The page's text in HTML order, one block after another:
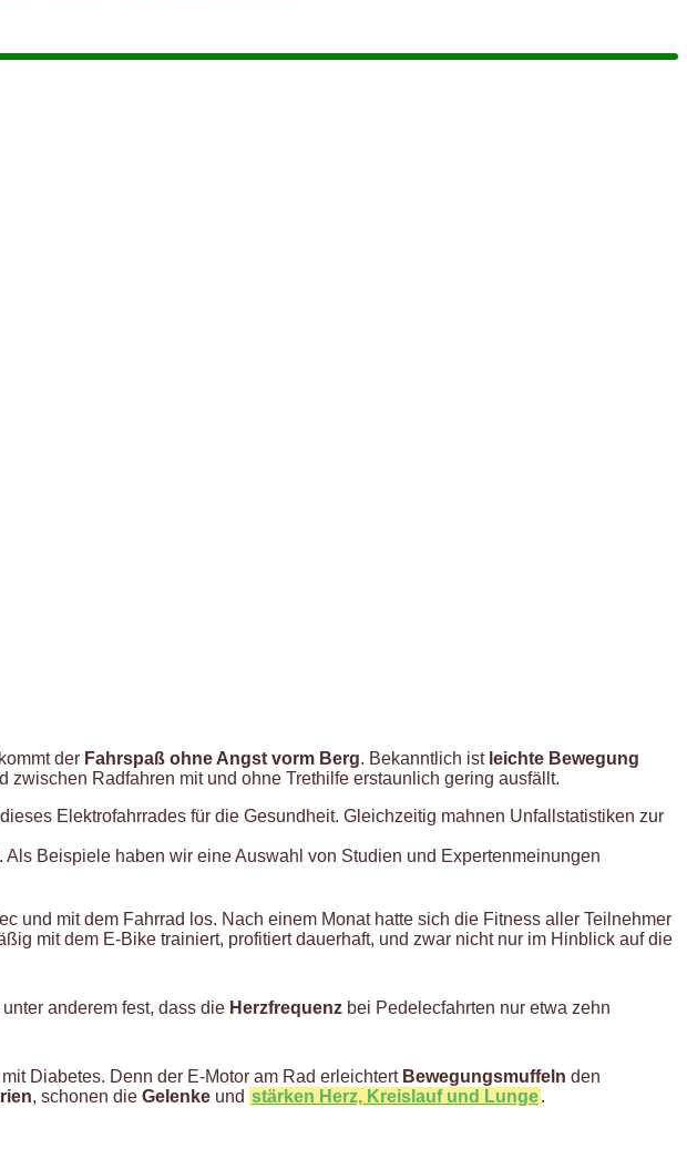
der Fahrspaß ohne Angst vorm Berg. Bekanntlich ist leichte Bewegung
Radfahren mit und ohne Trethilfe erstaunlich gering ausfällt.
Elektrofahrrades für die Gesundheit. Gleichzeitig mahnen Unfallstatistiken zur
Beispiele haben wir eine Auswahl von Studien und Expertenmeinungen
und mit dem Fahrrad los. Nach einem Monat hatte sich die Fitness aller Teilnehmer
mit dem E-Bike trainiert, profitiert dauerhaft, und zwar nicht nur im Hinblick auf die
anderem fest, dass die Herzfrequenz bei Pedelecfahrten nur etwa zehn
Diabetes. Denn der E-Motor am Rad erleichtert Bewegungsmuffeln den
, schonen die Gelenke und stärken Herz, Kreislauf und Lunge.